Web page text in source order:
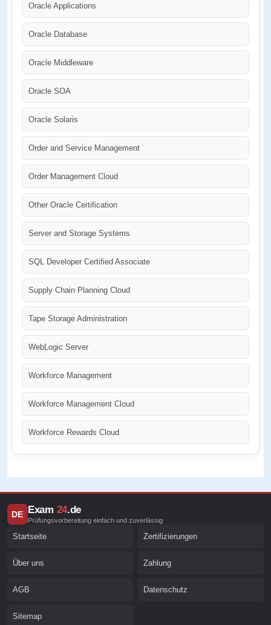
Oracle Applications
Oracle Database
Oracle Middleware
Oracle SOA
Oracle Solaris
Order and Service Management
Order Management Cloud
Other Oracle Certification
Server and Storage Systems
SQL Developer Certified Associate
Supply Chain Planning Cloud
Tape Storage Administration
WebLogic Server
Workforce Management
Workforce Management Cloud
Workforce Rewards Cloud
DE Exam 24.de
Prüfungsvorbereitung einfach und zuverlässig
Startseite Zertifizierungen
Über uns Zahlung
AGB Datenschutz
Sitemap